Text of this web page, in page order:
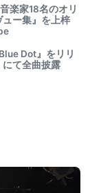
楽家18名のオリ
ュー集』を上梓
Dot』をリリ
て全曲披露